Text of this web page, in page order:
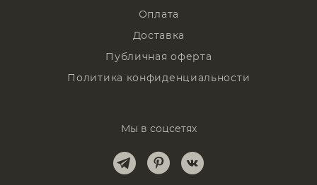
Оплата
Доставка
Публичная оферта
Политика конфиденциальности
Мы в соцсетях